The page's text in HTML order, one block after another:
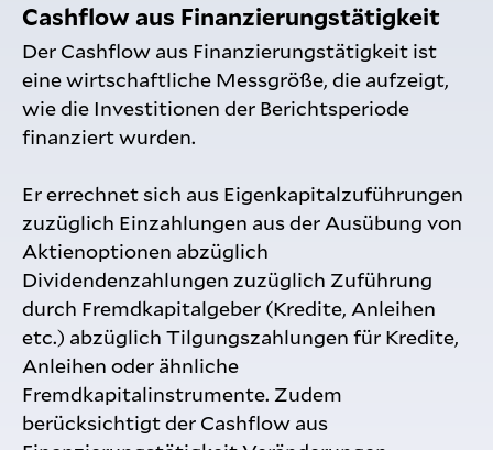
Cashflow aus Finanzierungstätigkeit
Der Cashflow aus Finanzierungstätigkeit ist
eine wirtschaftliche Messgröße, die aufzeigt,
wie die Investitionen der Berichtsperiode
finanziert wurden.
Er errechnet sich aus Eigenkapitalzuführungen
zuzüglich Einzahlungen aus der Ausübung von
Aktienoptionen abzüglich
Dividendenzahlungen zuzüglich Zuführung
durch Fremdkapitalgeber (Kredite, Anleihen
etc.) abzüglich Tilgungszahlungen für Kredite,
Anleihen oder ähnliche
Fremdkapitalinstrumente. Zudem
berücksichtigt der Cashflow aus